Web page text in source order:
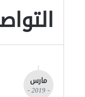
مارس
- 2019 -